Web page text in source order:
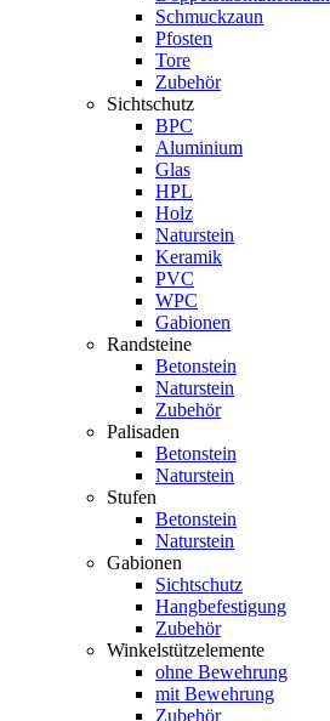
Schmuckzaun
Pfosten
Tore
Zubehör
Sichtschutz
BPC
Aluminium
Glas
HPL
Holz
Naturstein
Keramik
PVC
WPC
Gabionen
Randsteine
Betonstein
Naturstein
Zubehör
Palisaden
Betonstein
Naturstein
Stufen
Betonstein
Naturstein
Gabionen
Sichtschutz
Hangbefestigung
Zubehör
Winkelstützelemente
ohne Bewehrung
mit Bewehrung
Zubehör